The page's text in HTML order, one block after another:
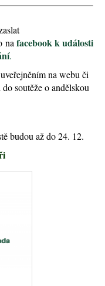
na facebook k události
.
na webu či
soutěže o andělskou
budou až do 24. 12.